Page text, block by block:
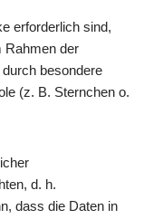
erforderlich sind,
Rahmen der
besondere
(z. B. Sternchen o.
d. h.
dass die Daten in